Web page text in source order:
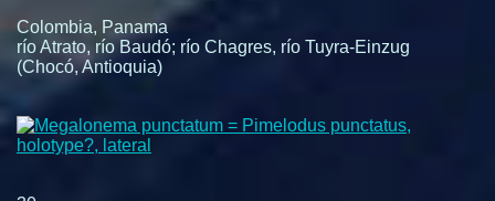
Colombia, Panama
río Atrato, río Baudó; río Chagres, río Tuyra-Einzug
(Chocó, Antioquia)